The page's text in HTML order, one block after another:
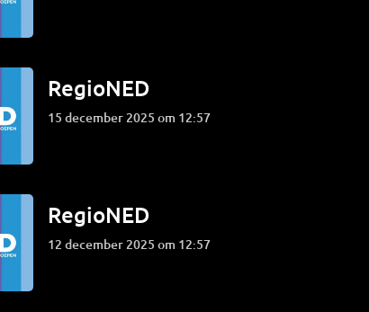
RegioNED
15 december 2025 om 12:57
RegioNED
12 december 2025 om 12:57